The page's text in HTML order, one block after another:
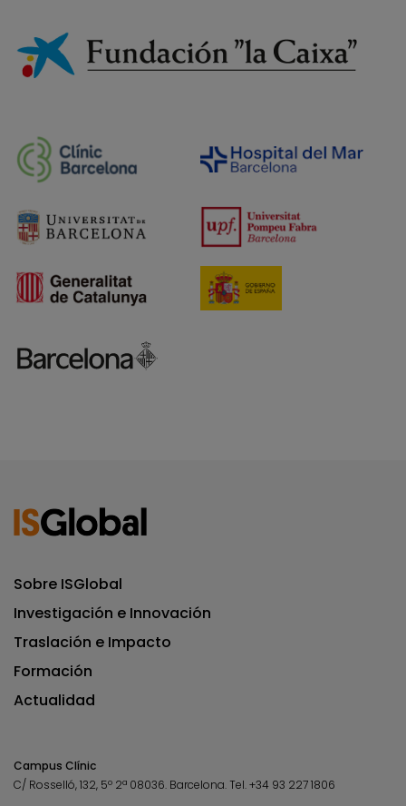
Sobre ISGlobal
Investigación e Innovación
Traslación e Impacto
Formación
Actualidad
Campus Clínic
C/ Rosselló, 132, 5º 2ª 08036. Barcelona.Tel.+34 93 227 1806